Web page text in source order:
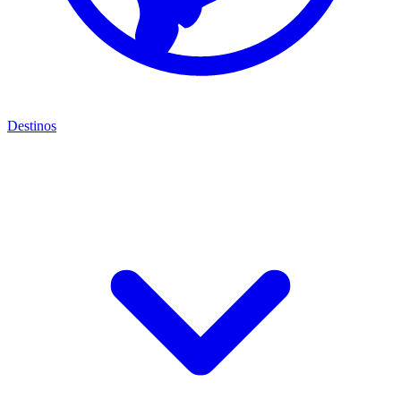
Destinos